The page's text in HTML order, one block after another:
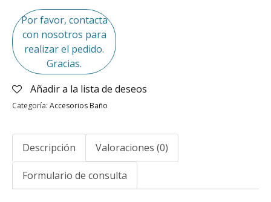
Por favor, contacta
con nosotros para
realizar el pedido.
Gracias.
Añadir a la lista de deseos
Categoría: Accesorios Baño
Descripción Valoraciones (0)
Formulario de consulta